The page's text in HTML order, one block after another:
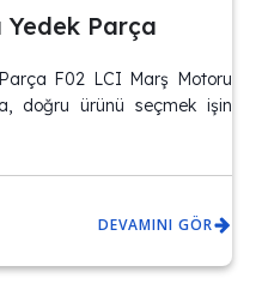
Parça
F02 LCI Marş Motoru
doğru ürünü seçmek işin
DEVAMINI GÖR